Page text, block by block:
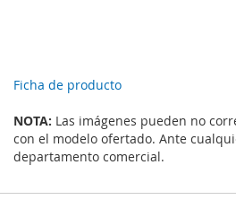
Ficha de producto
NOTA: Las imágenes pueden no
con el modelo ofertado. Ante
departamento comercial.